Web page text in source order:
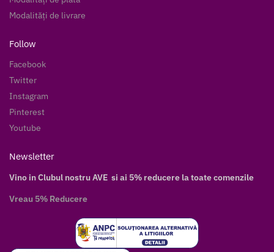
Modalități de livrare
Follow
Facebook
Twitter
Instagram
Pinterest
Youtube
Newsletter
Vino in Clubul nostru AVE si ai 5% reducere la toate comenzile
Vreau 5% Reducere